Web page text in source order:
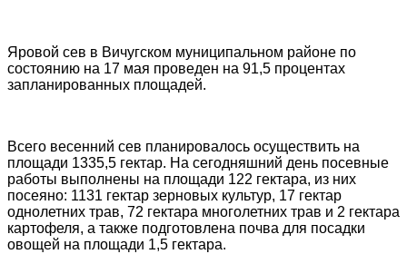
Яровой сев в Вичугском муниципальном районе по
состоянию на 17 мая проведен на 91,5 процентах
запланированных площадей.
Всего весенний сев планировалось осуществить на
площади 1335,5 гектар. На сегодняшний день посевные
работы выполнены на площади 122 гектара, из них
посеяно: 1131 гектар зерновых культур, 17 гектар
однолетних трав, 72 гектара многолетних трав и 2 гектара
картофеля, а также подготовлена почва для посадки
овощей на площади 1,5 гектара.